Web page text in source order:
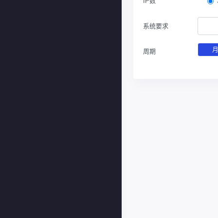
系统要求
周期 月